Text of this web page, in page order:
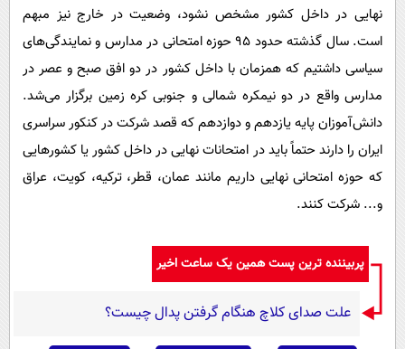
نهایی در داخل کشور مشخص نشود، وضعیت در خارج نیز مبهم
است. سال گذشته حدود ۹۵ حوزه امتحانی در مدارس و نمایندگی‌های
سیاسی داشتیم که همزمان با داخل کشور در دو افق صبح و عصر در
مدارس واقع در دو نیمکره شمالی و جنوبی کره زمین برگزار می‌شد.
دانش‌آموزان پایه یازدهم و دوازدهم که قصد شرکت در کنکور سراسری
ایران را دارند حتماً باید در امتحانات نهایی در داخل کشور یا کشورهایی
که حوزه امتحانی نهایی داریم مانند عمان، قطر، ترکیه، کویت، عراق
و... شرکت کنند.
پربیننده ترین پست همین یک ساعت اخیر
علت صدای کلاچ هنگام گرفتن پدال چیست؟